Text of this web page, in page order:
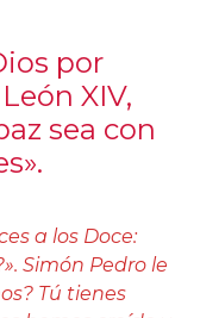
por
XIV,
sea con
a los Doce:
Simón Pedro le
Tú tienes